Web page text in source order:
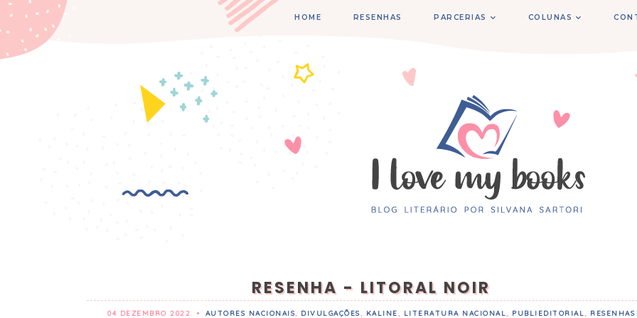
HOME RESENHAS PARCERIAS COLUNAS
RESENHA - LITORAL NOIR
04 DEZEMBRO 2022 • AUTORES NACIONAIS DIVULGAÇÕES KALINE LITERATURA NACIONAL PUBLIEDITORIAL RESENHAS